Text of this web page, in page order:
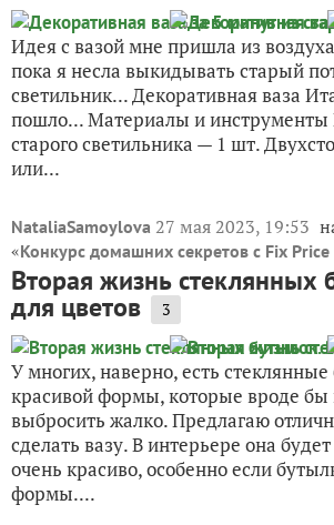
Идея с вазой мне пришла из
пока я несла выкидывать старый
светильник... Декоративная ваза
пошло... Материалы и инструменты
старого светильника — 1 шт.
или...
NataliaSamoylova 27 мая 2023, 19:53
«Конкурс домашних секретов с Fix
Вторая жизнь стеклянных
для цветов 3
У многих, наверно, есть
красивой формы, которые вроде
выбросить жалко. Предлагаю
сделать вазу. В интерьере она
очень красиво, особенно если
формы....